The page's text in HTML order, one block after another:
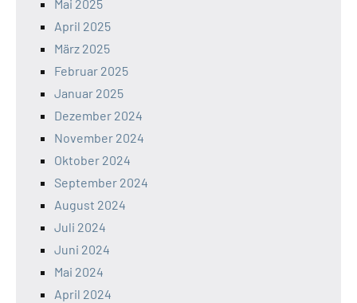
Mai 2025
April 2025
März 2025
Februar 2025
Januar 2025
Dezember 2024
November 2024
Oktober 2024
September 2024
August 2024
Juli 2024
Juni 2024
Mai 2024
April 2024